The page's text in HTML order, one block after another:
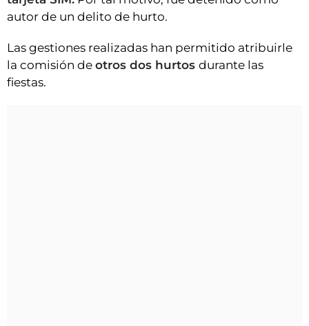
autor de un delito de hurto.
Las gestiones realizadas han permitido atribuirle
la comisión de otros dos hurtos durante las
fiestas.